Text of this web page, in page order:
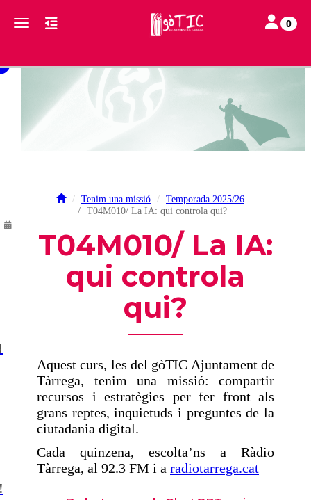
Toggle navigation Toggle
0
Tenim una missió
Temporada 2025/26
T04M010/ La IA: qui controla qui?
T04M010/ La IA:
qui controla
qui?
Aquest curs, les del gòTIC Ajuntament de
Tàrrega, tenim una missió: compartir
recursos i estratègies per fer front als
grans reptes, inquietuds i preguntes de la
ciutadania digital.
Cada quinzena, escolta’ns a Ràdio
Tàrrega, al 92.3 FM i a radiotarrega.cat